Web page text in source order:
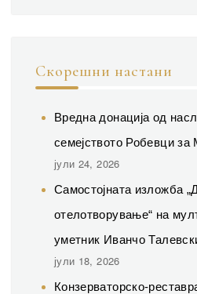
Скорешни настани
Вредна донација од
семејството Робевци за
јули 24, 2026
Самостојната изложба
отелотворување“ на
уметник Иванчо
јули 18, 2026
Конзерваторско-